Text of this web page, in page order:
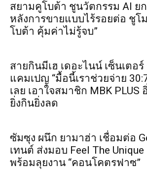
สยามคูโบต้า ชูนวัตกรรม AI ย
หลังการขายแบบไร้รอยต่อ ชูโม
โบต้า คุ้มค่าไม่รู้จบ”
สายกินมีเฮ เดอะไนน์ เซ็นเตอ
แคมเปญ “มื้อนี้เราช่วยจ่าย
เลย เอาใจสมาชิก MBK
ยิ่งกินยิ่งลด
ซัมซุง ผนึก ยามาฮ่า เชื่อมต่อ
เทนต์ ส่งมอบ Feel The Unique
พร้อมลุยงาน “คอนโคตรฟาซ”